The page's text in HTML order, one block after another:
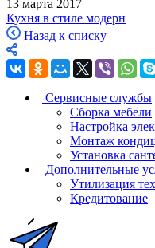
13 марта 2017
Кухня в стиле модерн
Назад к списку
Сервисные службы
Сборка мебели
Настройка
Монтаж
Установка
Дополнительные
Утилизация
Кредитование